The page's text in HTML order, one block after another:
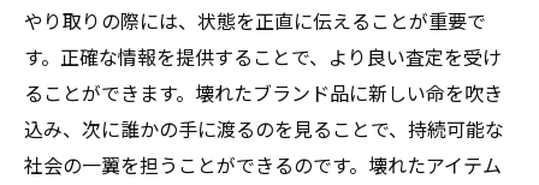
やり取りの際には、状態を正直に伝えることが重要で
す。正確な情報を提供することで、より良い査定を受け
ることができます。壊れたブランド品に新しい命を吹き
込み、次に誰かの手に渡るのを見ることで、持続可能な
社会の一翼を担うことができるのです。壊れたアイテム